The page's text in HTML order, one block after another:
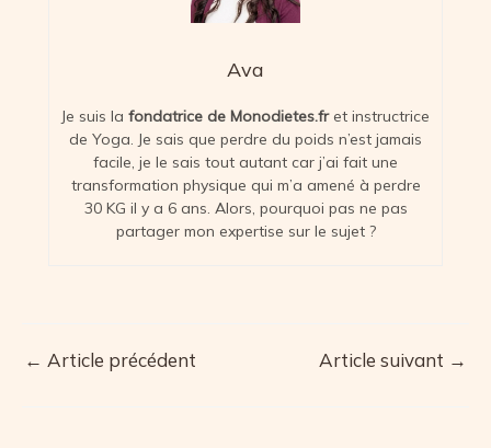
Ava
Je suis la fondatrice de Monodietes.fret instructrice
de Yoga. Je sais que perdre du poids n’est jamais
facile, je le sais tout autant car j’ai fait une
transformation physique qui m’a amené à perdre
30 KG il y a 6 ans. Alors, pourquoi pas ne pas
partager mon expertise sur le sujet ?
Navigation
← Article précédent Article suivant →